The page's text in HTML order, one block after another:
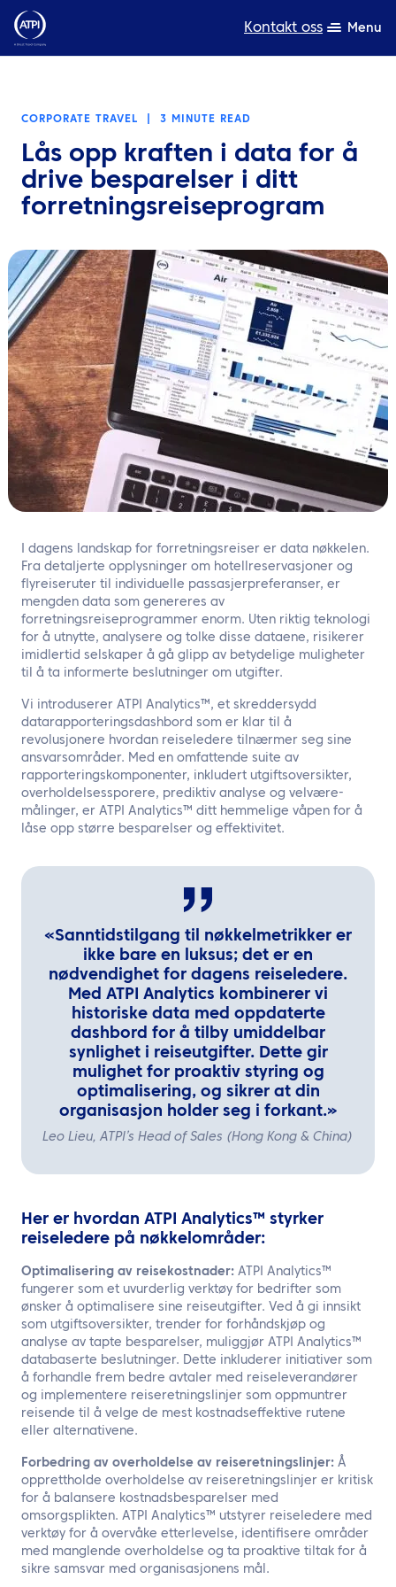
Kontakt oss Menu
Ressurser
Om oss
Bærekraft
TravelHub Login
Søk
NO
CORPORATE TRAVEL 3 MINUTE READ
Lås opp kraften i data for å
drive besparelser i ditt
forretningsreiseprogram
I dagens landskap for forretningsreiser er data nøkkelen.
Fra detaljerte opplysninger om hotellreservasjoner og
flyreiseruter til individuelle passasjerpreferanser, er
mengden data som genereres av
forretningsreiseprogrammer enorm. Uten riktig teknologi
for å utnytte, analysere og tolke disse dataene, risikerer
imidlertid selskaper å gå glipp av betydelige muligheter
til å ta informerte beslutninger om utgifter.
Vi introduserer ATPI Analytics™, et skreddersydd
datarapporteringsdashbord som er klar til å
revolusjonere hvordan reiseledere tilnærmer seg sine
ansvarsområder. Med en omfattende suite av
rapporteringskomponenter, inkludert utgiftsoversikter,
overholdelsessporere, prediktiv analyse og velvære-
målinger, er ATPI Analytics™ ditt hemmelige våpen for å
låse opp større besparelser og effektivitet.
«Sanntidstilgang til nøkkelmetrikker er
ikke bare en luksus; det er en
nødvendighet for dagens reiseledere.
Med ATPI Analytics kombinerer vi
historiske data med oppdaterte
dashbord for å tilby umiddelbar
synlighet i reiseutgifter. Dette gir
mulighet for proaktiv styring og
optimalisering, og sikrer at din
organisasjon holder seg i forkant.»
Leo Lieu, ATPI’s Head of Sales (Hong Kong & China)
Her er hvordan ATPI Analytics™ styrker
reiseledere på nøkkelområder:
Optimalisering av reisekostnader: ATPI Analytics™
fungerer som et uvurderlig verktøy for bedrifter som
ønsker å optimalisere sine reiseutgifter. Ved å gi innsikt
som utgiftsoversikter, trender for forhåndskjøp og
analyse av tapte besparelser, muliggjør ATPI Analytics™
databaserte beslutninger. Dette inkluderer initiativer som
å forhandle frem bedre avtaler med reiseleverandører
og implementere reiseretningslinjer som oppmuntrer
reisende til å velge de mest kostnadseffektive rutene
eller alternativene.
Forbedring av overholdelse av reiseretningslinjer: Å
opprettholde overholdelse av reiseretningslinjer er kritisk
for å balansere kostnadsbesparelser med
omsorgsplikten. ATPI Analytics™ utstyrer reiseledere med
verktøy for å overvåke etterlevelse, identifisere områder
med manglende overholdelse og ta proaktive tiltak for å
sikre samsvar med organisasjonens mål.